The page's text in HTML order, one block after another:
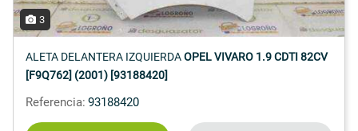
3
ALETA DELANTERA IZQUIERDAOPEL VIVARO 1.9 CDTI 82CV
[F9Q762] (2001) [93188420]
Referencia: 93188420